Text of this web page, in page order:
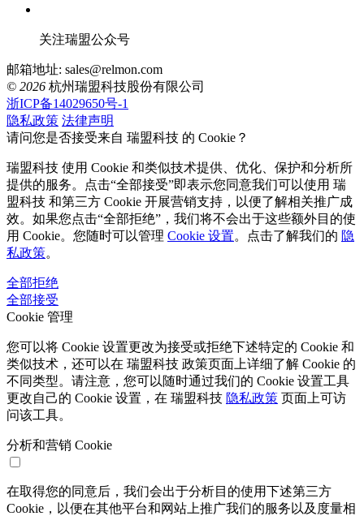
关注瑞盟公众号
邮箱地址: sales@relmon.com
© 2026 杭州瑞盟科技股份有限公司
浙ICP备14029650号-1
隐私政策 法律声明
请问您是否接受来自 瑞盟科技 的 Cookie？
瑞盟科技 使用 Cookie 和类似技术提供、优化、保护和分析所
提供的服务。点击“全部接受”即表示您同意我们可以使用 瑞
盟科技 和第三方 Cookie 开展营销支持，以便了解相关推广成
效。如果您点击“全部拒绝”，我们将不会出于这些额外目的使
用 Cookie。您随时可以管理 Cookie 设置。点击了解我们的 隐
私政策。
全部拒绝
全部接受
Cookie 管理
您可以将 Cookie 设置更改为接受或拒绝下述特定的 Cookie 和
类似技术，还可以在 瑞盟科技 政策页面上详细了解 Cookie 的
不同类型。请注意，您可以随时通过我们的 Cookie 设置工具
更改自己的 Cookie 设置，在 瑞盟科技 隐私政策 页面上可访
问该工具。
分析和营销 Cookie
在取得您的同意后，我们会出于分析目的使用下述第三方
Cookie，以便在其他平台和网站上推广我们的服务以及度量相